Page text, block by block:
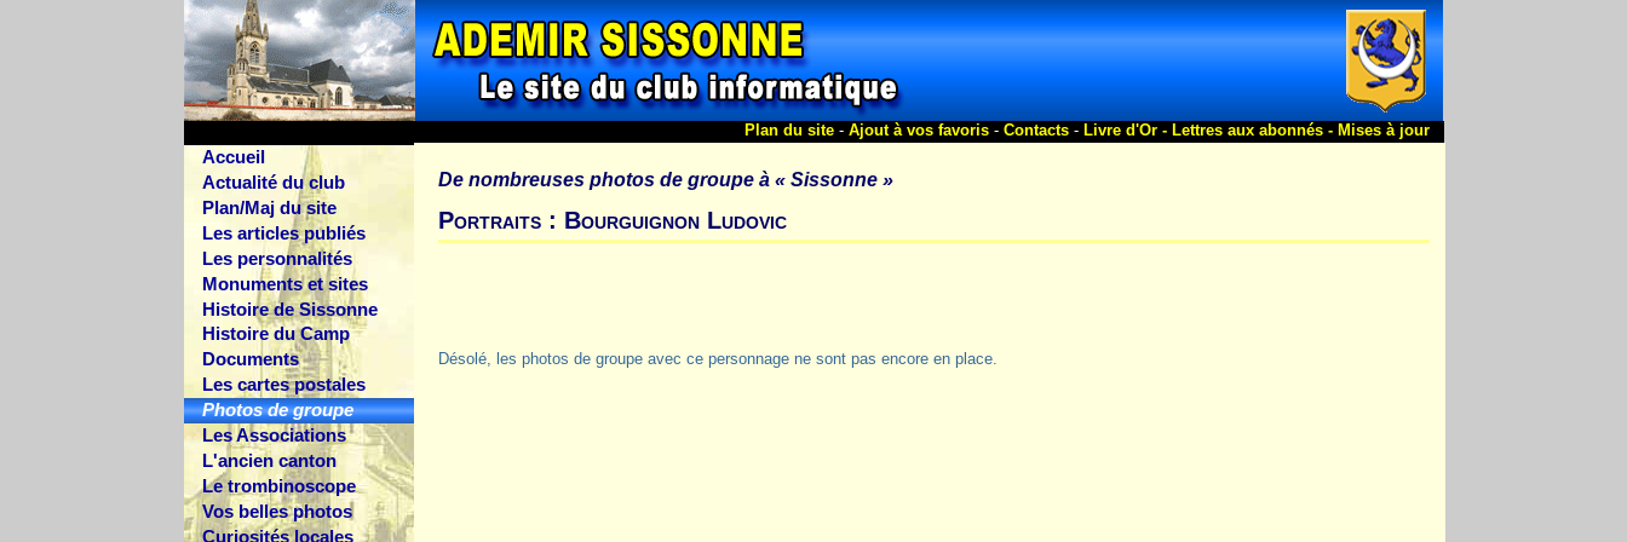
Accueil
Actualité du club
Plan/Maj du site
Les articles publiés
Les personnalités
Monuments et sites
Histoire de Sissonne
Histoire du Camp
Documents
Les cartes postales
Photos de groupe
Les Associations
L'ancien canton
Le trombinoscope
Vos belles photos
Curiosités locales
Plan du site- Ajout à vos favoris- Contacts- Livre d'Or - Lettres aux abonnés - Mises à jour
De nombreuses photos de groupe à « Sissonne »
Portraits : Bourguignon Ludovic
Désolé, les photos de groupe avec ce personnage ne sont pas encore en place.